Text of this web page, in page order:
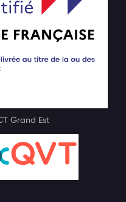
Grand Est